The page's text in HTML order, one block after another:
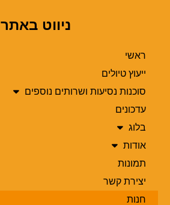
ניווט באתר
ראשי
ייעוץ טיולים
סוכנות נסיעות ושרותים נוספים
עדכונים
בלוג
אודות
תמונות
יצירת קשר
חנות